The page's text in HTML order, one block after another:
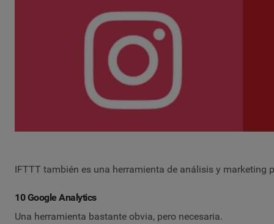
IFTTT también es una herramienta de análisis y marketing
10 Google Analytics
Una herramienta bastante obvia, pero necesaria.